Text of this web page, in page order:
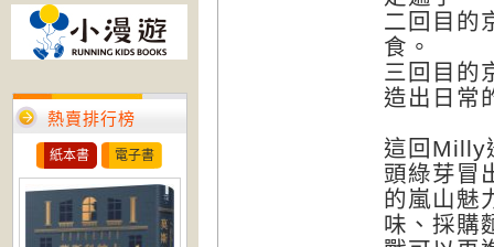
熱賣排行榜
紙本書 電子書
二回目的
食。
三回目的
造出日常
這回Milly
頭綠芽冒
的嵐山魅
味、採購